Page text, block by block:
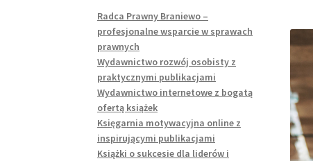
Radca Prawny Braniewo –
profesjonalne wsparcie w sprawach
prawnych
Wydawnictwo rozwój osobisty z
praktycznymi publikacjami
Wydawnictwo internetowe z bogatą
ofertą książek
Księgarnia motywacyjna online z
inspirującymi publikacjami
Książki o sukcesie dla liderów i